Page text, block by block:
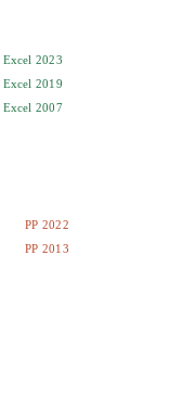
Excel 2023
Excel 2019
Excel 2007
PP 2022
PP 2013